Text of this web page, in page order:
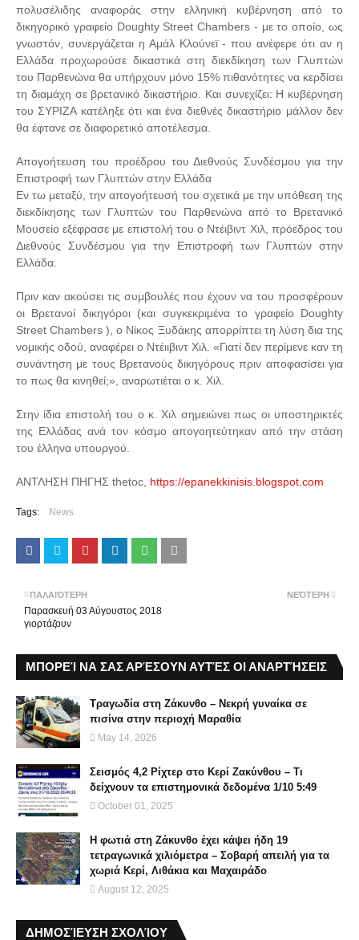
πολυσέλιδης αναφοράς στην ελληνική κυβέρνηση από το
δικηγορικό γραφείο Doughty Street Chambers - με το οποίο, ως
γνωστόν, συνεργάζεται η Αμάλ Κλούνεϊ - που ανέφερε ότι αν η
Ελλάδα προχωρούσε δικαστικά στη διεκδίκηση των Γλυπτών
του Παρθενώνα θα υπήρχουν μόνο 15% πιθανότητες να κερδίσει
τη διαμάχη σε βρετανικό δικαστήριο. Και συνεχίζει: Η κυβέρνηση
του ΣΥΡΙΖΑ κατέληξε ότι και ένα διεθνές δικαστήριο μάλλον δεν
θα έφτανε σε διαφορετικό αποτέλεσμα.
Απογοήτευση του προέδρου του Διεθνούς Συνδέσμου για την
Επιστροφή των Γλυπτών στην Ελλάδα
Εν τω μεταξύ, την απογοήτευσή του σχετικά με την υπόθεση της
διεκδίκησης των Γλυπτών του Παρθενώνα από το Βρετανικό
Μουσείο εξέφρασε με επιστολή του ο Ντέιβιντ Χιλ, πρόεδρος του
Διεθνούς Συνδέσμου για την Επιστροφή των Γλυπτών στην
Ελλάδα.
Πριν καν ακούσει τις συμβουλές που έχουν να του προσφέρουν
οι Βρετανοί δικηγόροι (και συγκεκριμένα το γραφείο Doughty
Street Chambers ), ο Νίκος Ξυδάκης απορρίπτει τη λύση δια της
νομικής οδού, αναφέρει ο Ντέιιβιντ Χιλ. «Γιατί δεν περίμενε καν τη
συνάντηση με τους Βρετανούς δικηγόρους πριν αποφασίσει για
το πως θα κινηθεί;», αναρωτιέται ο κ. Χιλ.
Στην ίδια επιστολή του ο κ. Χιλ σημειώνει πως οι υποστηρικτές
της Ελλάδας ανά τον κόσμο απογοητεύτηκαν από την στάση
του έλληνα υπουργού.
ΑΝΤΛΗΣΗ ΠΗΓΗΣ thetoc, https://epanekkinisis.blogspot.com
Tags: News
ΝΕΌΤΕΡΗ
ΠΑΛΑΙΌΤΕΡΗ
Παρασκευή 03 Αύγουστος 2018
γιορτάζουν
ΜΠΟΡΕΊ ΝΑ ΣΑΣ ΑΡΈΣΟΥΝ ΑΥΤΈΣ ΟΙ ΑΝΑΡΤΉΣΕΙΣ
Τραγωδία στη Ζάκυνθο – Νεκρή γυναίκα σε
πισίνα στην περιοχή Μαραθία
May 14, 2026
Σεισμός 4,2 Ρίχτερ στο Κερί Ζακύνθου – Τι
δείχνουν τα επιστημονικά δεδομένα 1/10 5:49
October 01, 2025
Η φωτιά στη Ζάκυνθο έχει κάψει ήδη 19
τετραγωνικά χιλιόμετρα – Σοβαρή απειλή για τα
χωριά Κερί, Λιθάκια και Μαχαιράδο
August 12, 2025
ΔΗΜΟΣΊΕΥΣΗ ΣΧΟΛΊΟΥ